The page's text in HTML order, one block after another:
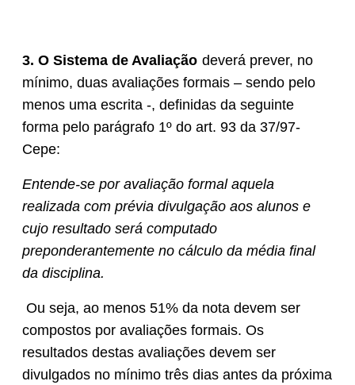
3. O Sistema de Avaliação deverá prever, no
mínimo, duas avaliações formais – sendo pelo
menos uma escrita -, definidas da seguinte
forma pelo parágrafo 1º do art. 93 da 37/97-
Cepe:
Entende-se por avaliação formal aquela
realizada com prévia divulgação aos alunos e
cujo resultado será computado
preponderantemente no cálculo da média final
da disciplina.
Ou seja, ao menos 51% da nota devem ser
compostos por avaliações formais. Os
resultados destas avaliações devem ser
divulgados no mínimo três dias antes da próxima